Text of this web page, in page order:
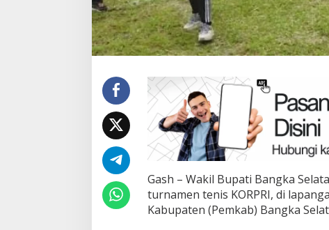
Gash – Wakil Bupati Bangka
turnamen tenis KORPRI, di
Kabupaten (Pemkab) Bangka